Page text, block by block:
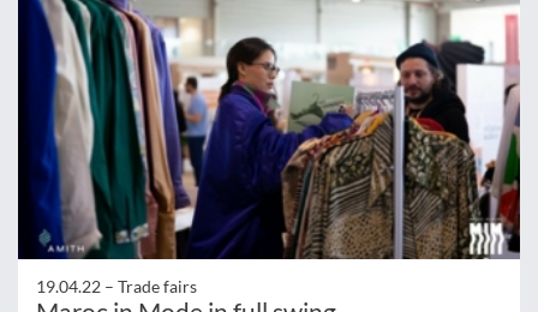
19.04.22 – Trade fairs